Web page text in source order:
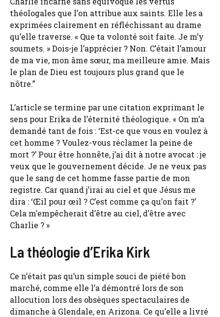
théologales que l’on attribue aux saints. Elle les a
exprimées clairement en réfléchissant au drame
qu’elle traverse. « Que ta volonté soit faite. Je m’y
soumets. » Dois-je l’apprécier ? Non. C’était l’amour
de ma vie, mon âme sœur, ma meilleure amie. Mais
le plan de Dieu est toujours plus grand que le
nôtre.”
L’article se termine par une citation exprimant le
sens pour Erika de l’éternité théologique. « On m’a
demandé tant de fois : ‘Est-ce que vous en voulez à
cet homme ? Voulez-vous réclamer la peine de
mort ?’ Pour être honnête, j’ai dit à notre avocat : je
veux que le gouvernement décide. Je ne veux pas
que le sang de cet homme fasse partie de mon
registre. Car quand j’irai au ciel et que Jésus me
dira : ‘Œil pour œil ? C’est comme ça qu’on fait ?’
Cela m’empêcherait d’être au ciel, d’être avec
Charlie ? »
La théologie d’Erika Kirk
Ce n’était pas qu’un simple souci de piété bon
marché, comme elle l’a démontré lors de son
allocution lors des obsèques spectaculaires de
dimanche à Glendale, en Arizona. Ce qu’elle a livré